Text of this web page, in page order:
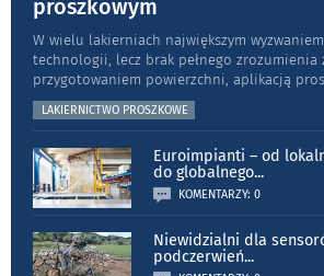
proszkowym
W wielu lakierniach największym
technologii, lecz brak pełnego zrozumienia
przygotowaniem powierzchni, aplikacją
LAKIERNICTWO PROSZKOWE
Euroimpianti – od
do globalnego...
KOMENTARZY: 0
Niewidzialni dla
podczerwień...